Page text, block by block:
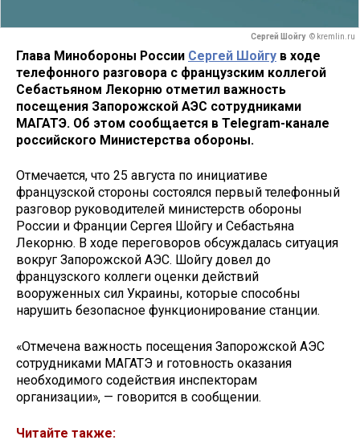
Сергей Шойгу © kremlin.ru
Глава Минобороны России Сергей Шойгу в ходе
телефонного разговора с французским коллегой
Себастьяном Лекорню отметил важность
посещения Запорожской АЭС сотрудниками
МАГАТЭ. Об этом сообщается в Telegram-канале
российского Министерства обороны.
Отмечается, что 25 августа по инициативе
французской стороны состоялся первый телефонный
разговор руководителей министерств обороны
России и Франции Сергея Шойгу и Себастьяна
Лекорню. В ходе переговоров обсуждалась ситуация
вокруг Запорожской АЭС. Шойгу довел до
французского коллеги оценки действий
вооруженных сил Украины, которые способны
нарушить безопасное функционирование станции.
«Отмечена важность посещения Запорожской АЭС
сотрудниками МАГАТЭ и готовность оказания
необходимого содействия инспекторам
организации», — говорится в сообщении.
Читайте также: